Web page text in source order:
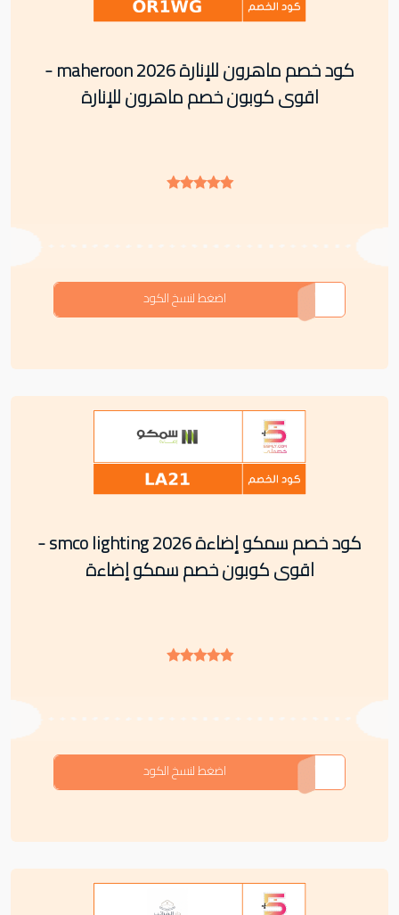
كود خصم ماهرون للإنارة maheroon 2026 -
اقوى كوبون خصم ماهرون للإنارة
OR1WG
اضغط لنسخ الكود
كود خصم سمكو إضاءة smco lighting 2026 -
اقوى كوبون خصم سمكو إضاءة
LA21
اضغط لنسخ الكود